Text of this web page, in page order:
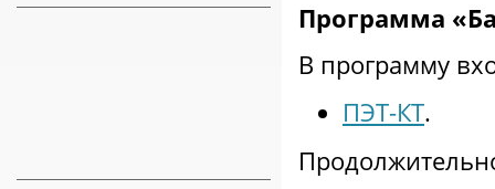
Программа
В программу
ПЭТ-КТ.